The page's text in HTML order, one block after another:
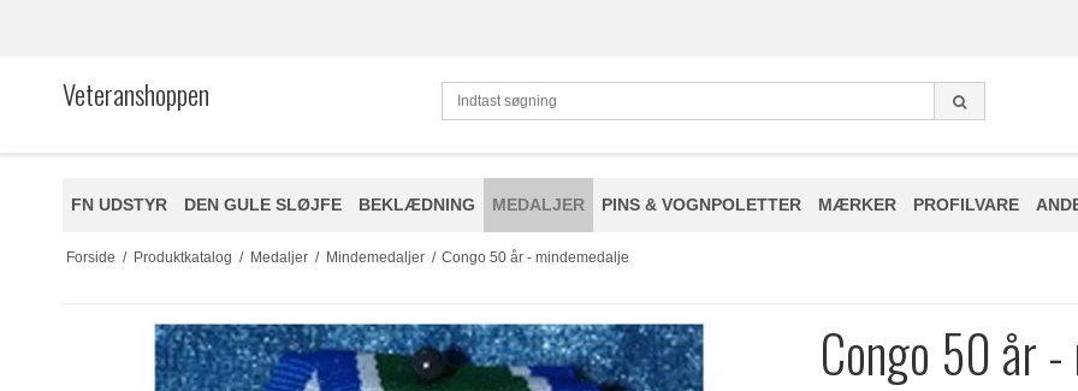
Veteranshoppen
FN UDSTYR DEN GULE SLØJFE BEKLÆDNING MEDALJER PINS & VOGNPOLETTER MÆRKER PROFILVARE
Forside / Produktkatalog / Medaljer / Mindemedaljer / Congo 50 år - mindemedalje
Congo 50 år